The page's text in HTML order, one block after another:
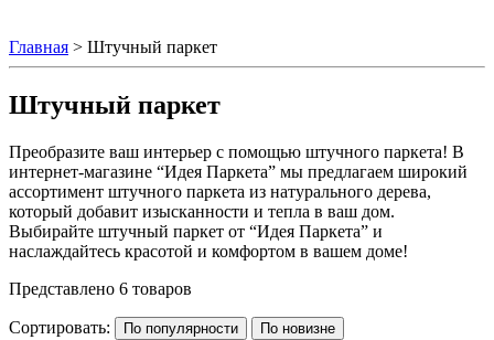
Главная > Штучный паркет
Штучный паркет
Преобразите ваш интерьер с помощью штучного паркета! В
интернет-магазине “Идея Паркета” мы предлагаем широкий
ассортимент штучного паркета из натурального дерева,
который добавит изысканности и тепла в ваш дом.
Выбирайте штучный паркет от “Идея Паркета” и
наслаждайтесь красотой и комфортом в вашем доме!
Представлено 6 товаров
Сортировать: По популярности По новизне